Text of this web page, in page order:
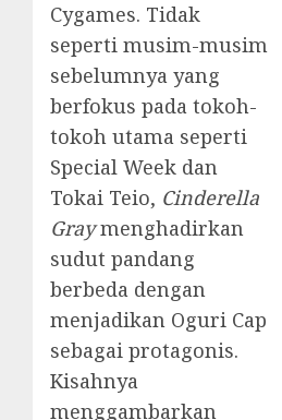
Cygames. Tidak
seperti musim-musim
sebelumnya yang
berfokus pada tokoh-
tokoh utama seperti
Special Week dan
Tokai Teio, Cinderella
Graymenghadirkan
sudut pandang
berbeda dengan
menjadikan Oguri Cap
sebagai protagonis.
Kisahnya
menggambarkan